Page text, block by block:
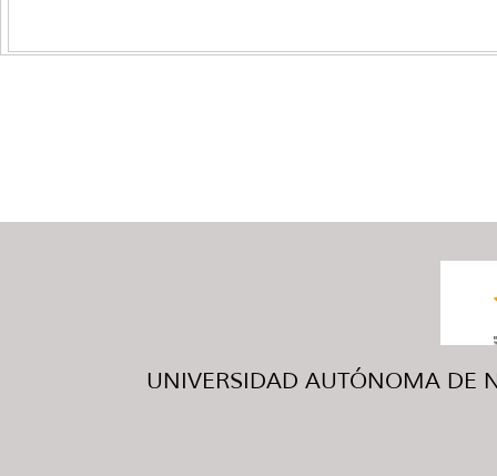
UNIVERSIDAD AUTÓNOMA DE